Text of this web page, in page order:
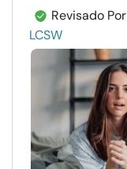
Revisado Por
LCSW